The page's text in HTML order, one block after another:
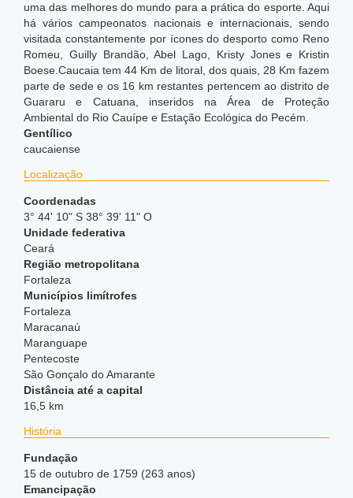
uma das melhores do mundo para a prática do esporte. Aqui
há vários campeonatos nacionais e internacionais, sendo
visitada constantemente por ícones do desporto como Reno
Romeu, Guilly Brandão, Abel Lago, Kristy Jones e Kristin
Boese.Caucaia tem 44 Km de litoral, dos quais, 28 Km fazem
parte de sede e os 16 km restantes pertencem ao distrito de
Guararu e Catuana, inseridos na Área de Proteção
Ambiental do Rio Cauípe e Estação Ecológica do Pecém.
Gentílico
caucaiense
Localização
Coordenadas
3° 44' 10" S 38° 39' 11" O
Unidade federativa
Ceará
Região metropolitana
Fortaleza
Municípios limítrofes
Fortaleza
Maracanaú
Maranguape
Pentecoste
São Gonçalo do Amarante
Distância até a capital
16,5 km
História
Fundação
15 de outubro de 1759 (263 anos)
Emancipação